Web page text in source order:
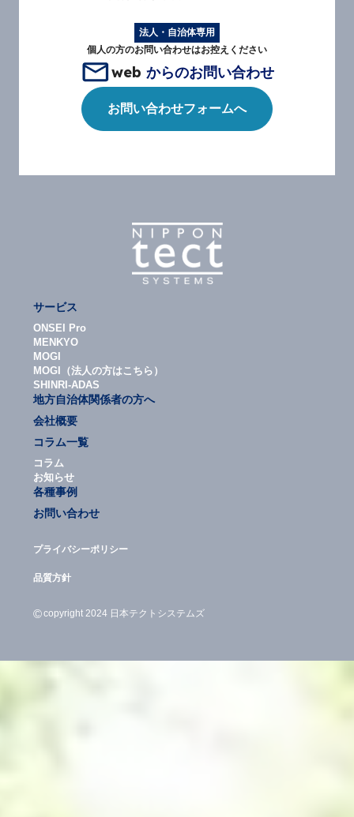
法人・自治体専用
個人の方のお問い合わせはお控えください
web からのお問い合わせ
お問い合わせフォームへ
サービス
ONSEI Pro
MENKYO
MOGI
MOGI（法人の方はこちら）
SHINRI-ADAS
地方自治体関係者の方へ
会社概要
コラム一覧
コラム
お知らせ
各種事例
お問い合わせ
プライバシーポリシー
品質方針
©copyright 2024 日本テクトシステムズ